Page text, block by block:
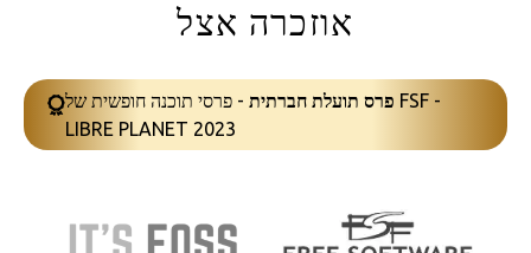
אוזכרה אצל
פרס תועלת חברתית- פרסי תוכנה חופשית של FSF -
LIBRE PLANET 2023